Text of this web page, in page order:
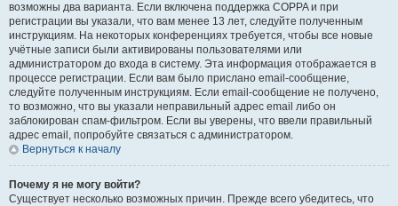
возможны два варианта. Если включена поддержка COPPA и при
регистрации вы указали, что вам менее 13 лет, следуйте полученным
инструкциям. На некоторых конференциях требуется, чтобы все новые
учётные записи были активированы пользователями или
администратором до входа в систему. Эта информация отображается в
процессе регистрации. Если вам было прислано email-сообщение,
следуйте полученным инструкциям. Если email-сообщение не получено,
то возможно, что вы указали неправильный адрес email либо он
заблокирован спам-фильтром. Если вы уверены, что ввели правильный
адрес email, попробуйте связаться с администратором.
Вернуться к началу
Почему я не могу войти?
Существует несколько возможных причин. Прежде всего убедитесь, что